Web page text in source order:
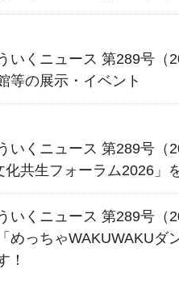
いくニュース 第289号（
等の展示・イベント
いくニュース 第289号（
化共生フォーラム2026」
いくニュース 第289号（
めっちゃWAKUWAKUダ
！